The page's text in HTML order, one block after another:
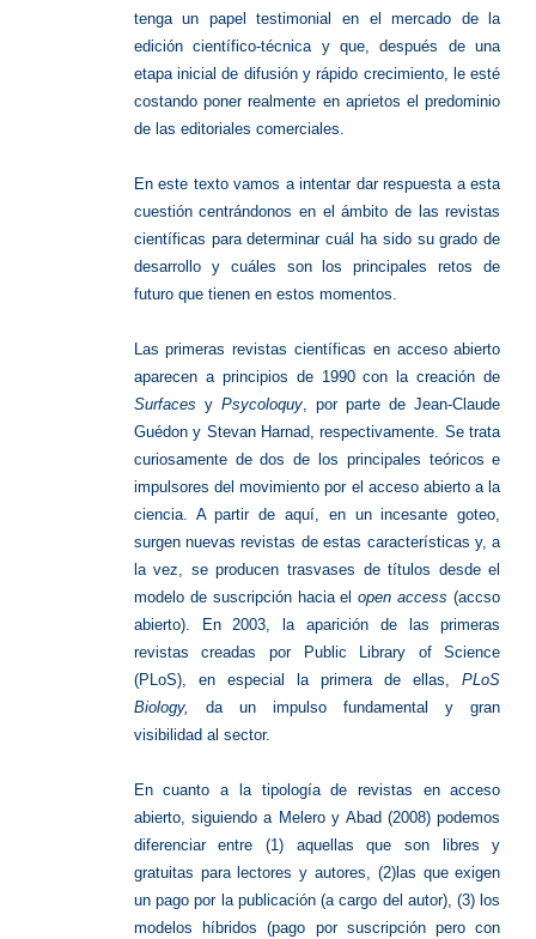
tenga un papel testimonial en el mercado de la
edición científico-técnica y que, después de una
etapa inicial de difusión y rápido crecimiento, le esté
costando poner realmente en aprietos el predominio
de las editoriales comerciales.
En este texto vamos a intentar dar respuesta a esta
cuestión centrándonos en el ámbito de las revistas
científicas para determinar cuál ha sido su grado de
desarrollo y cuáles son los principales retos de
futuro que tienen en estos momentos.
Las primeras revistas científicas en acceso abierto
aparecen a principios de 1990 con la creación de
Surfaces y Psycoloquy, por parte de Jean-Claude
Guédon y Stevan Harnad, respectivamente. Se trata
curiosamente de dos de los principales teóricos e
impulsores del movimiento por el acceso abierto a la
ciencia. A partir de aquí, en un incesante goteo,
surgen nuevas revistas de estas características y, a
la vez, se producen trasvases de títulos desde el
modelo de suscripción hacia elopen access (accso
abierto). En 2003, la aparición de las primeras
revistas creadas por Public Library of Science
(PLoS), en especial la primera de ellas,PLoS
Biology,
da un impulso fundamental y gran
visibilidad al sector.
En cuanto a la tipología de revistas en acceso
abierto, siguiendo a Melero y Abad (2008) podemos
diferenciar entre (1) aquellas que son libres y
gratuitas para lectores y autores, (2)las que exigen
un pago por la publicación (a cargo del autor), (3) los
modelos híbridos (pago por suscripción pero con